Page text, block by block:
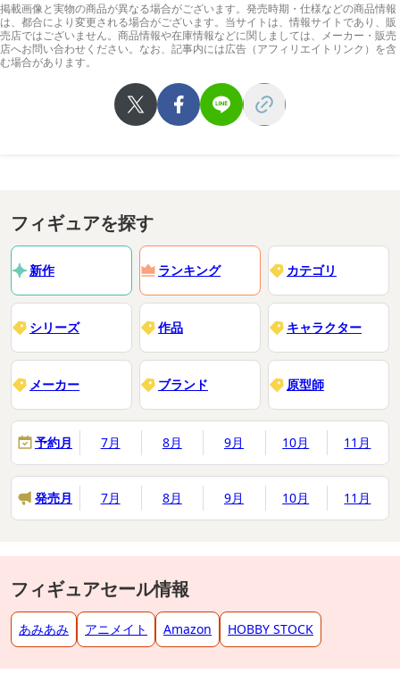
掲載画像と実物の商品が異なる場合がございます。発売時期・仕様などの商品情報
は、都合により変更される場合がございます。当サイトは、情報サイトであり、販
売店ではございません。商品情報や在庫情報などに関しましては、メーカー・販売
店へお問い合わせください。なお、記事内には広告（アフィリエイトリンク）を含
む場合があります。
フィギュアを探す
新作 ランキング カテゴリ
シリーズ 作品 キャラクター
メーカー ブランド 原型師
予約月 7月 8月 9月 10月 11月
発売月 7月 8月 9月 10月 11月
フィギュアセール情報
あみあみ アニメイト Amazon HOBBY STOCK